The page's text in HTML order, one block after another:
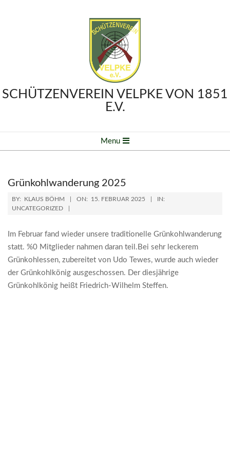
SCHÜTZENVEREIN VELPKE VON 1851
E.V.
Navigation
Menu
Grünkohlwanderung 2025
BY: KLAUS BÖHM ON: 15. FEBRUAR 2025
IN:
UNCATEGORIZED
Im Februar fand wieder unsere traditionelle Grünkohlwanderung
statt. %0 Mitglieder nahmen daran teil.Bei sehr leckerem
Grünkohlessen, zubereitet von Udo Tewes, wurde auch wieder
der Grünkohlkönig ausgeschossen. Der diesjährige
Grünkohlkönig heißt Friedrich-Wilhelm Steffen.